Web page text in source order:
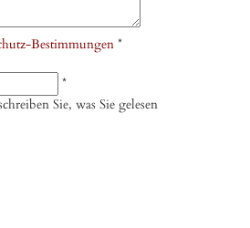
Bestimmungen *
*
Sie, was Sie gelesen